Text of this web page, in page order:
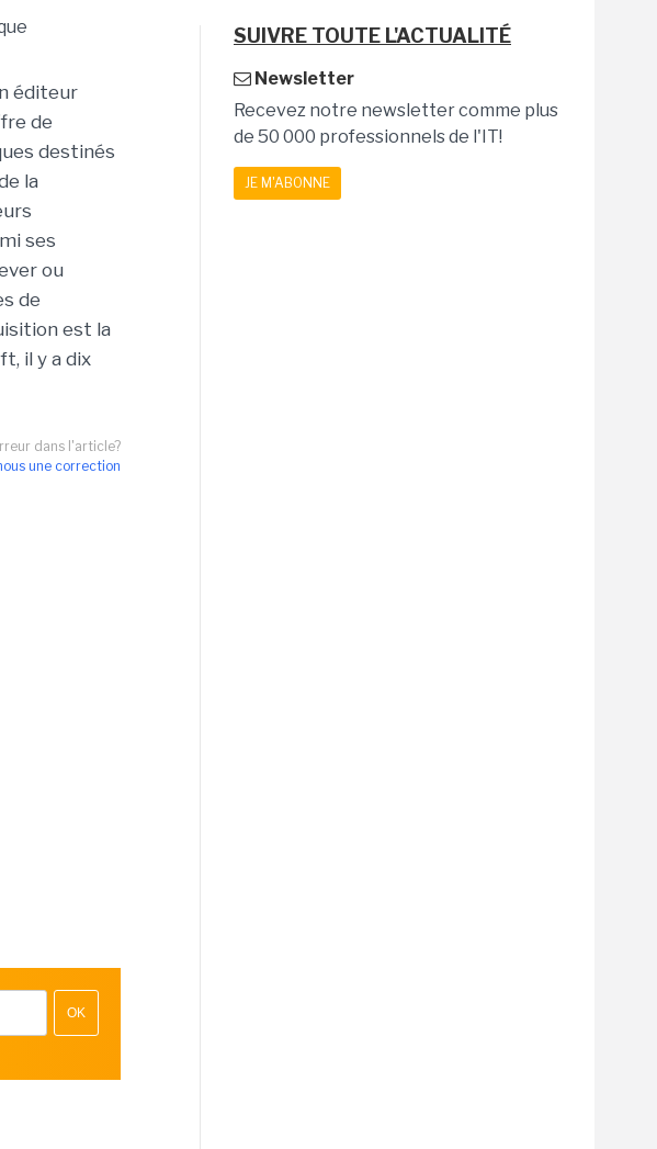
éditeur
de
destinés
la
ses
ou
de
est la
il y a dix
dans l'article?
une correction
OK
SUIVRE TOUTE L'ACTUALITÉ
Newsletter
Recevez notre newsletter comme plus
de 50 000 professionnels de l'IT!
JE M'ABONNE